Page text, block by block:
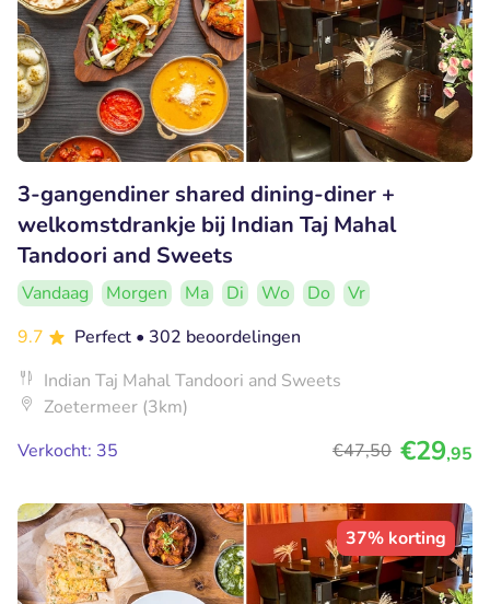
3-gangendiner shared dining-diner +
welkomstdrankje bij Indian Taj Mahal
Tandoori and Sweets
Vandaag Morgen Ma Di Wo Do
Vr
9.7
Perfect • 302 beoordelingen
Indian Taj Mahal Tandoori and Sweets
Zoetermeer (3km)
Verkocht: 35
€47,50 €29,95
37% korting